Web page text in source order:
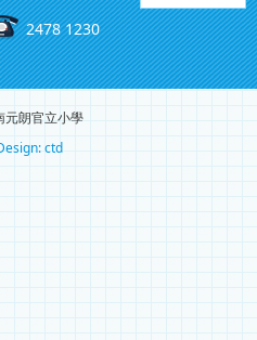
2478 1230
朗官立小學
ctd